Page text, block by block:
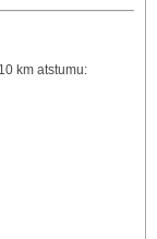
km atstumu: